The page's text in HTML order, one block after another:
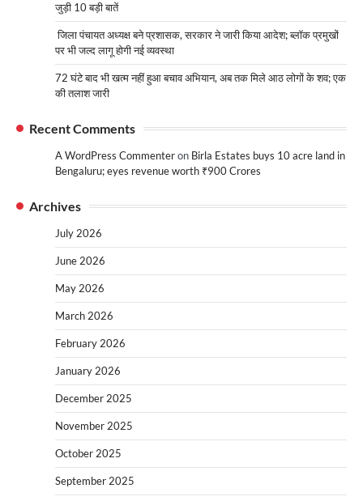
जुड़ी 10 बड़ी बातें
जिला पंचायत अध्यक्ष बने प्रशासक, सरकार ने जारी किया आदेश; ब्लॉक प्रमुखों
पर भी जल्द लागू होगी नई व्यवस्था
72 घंटे बाद भी खत्म नहीं हुआ बचाव अभियान, अब तक मिले आठ लोगों के शव; एक
की तलाश जारी
Recent Comments
A WordPress Commenteron Birla Estates buys 10 acre land in
Bengaluru; eyes revenue worth ₹900 Crores
Archives
July 2026
June 2026
May 2026
March 2026
February 2026
January 2026
December 2025
November 2025
October 2025
September 2025